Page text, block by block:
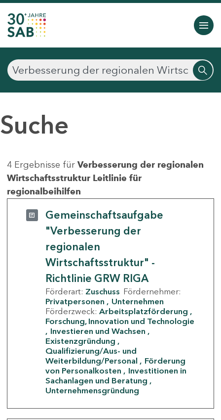
Suche
4 Ergebnisse für Verbesserung der regionalen
Wirtschaftsstruktur Leitlinie für
regionalbeihilfen
Gemeinschaftsaufgabe
"Verbesserung der
regionalen
Wirtschaftsstruktur" -
Richtlinie GRW RIGA
Förderart: Zuschuss Fördernehmer:
Privatpersonen
Unternehmen
Förderzweck: Arbeitsplatzförderung
Forschung, Innovation und Technologie
Investieren und Wachsen
Existenzgründung
Qualifizierung/Aus- und
Weiterbildung/Personal
Förderung
von Personalkosten
Investitionen in
Sachanlagen und Beratung
Unternehmensgründung